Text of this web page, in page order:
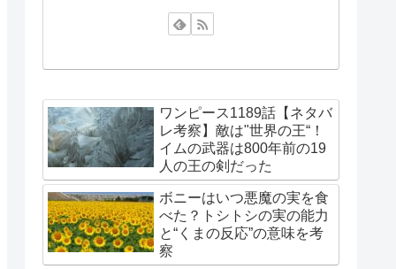
ワンピース1189話【ネタバ
レ考察】敵は"世界の王“！
イムの武器は800年前の19
人の王の剣だった
ボニーはいつ悪魔の実を食
べた？トシトシの実の能力
と“くまの反応”の意味を考
察